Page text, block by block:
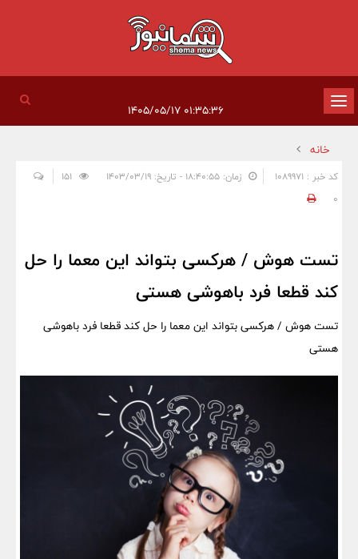
تغییر
وضعیت
ناوبری
۰۱:۳۵:۳۶ ۱۴۰۵/۰۵/۱۷
خانه
کد خبر : 1089971 زمان: ۱۸:۴۰:۵۵ - تاریخ: ۱۴۰۳/۰۳/۱۹
0
تست هوش / هرکسی بتواند این معما را حل
کند قطعا فرد باهوشی هستی
تست هوش / هرکسی بتواند این معما را حل کند قطعا فرد باهوشی
هستی